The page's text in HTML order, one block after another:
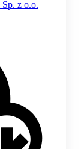
z o.o.